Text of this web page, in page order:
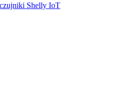
Shelly IoT